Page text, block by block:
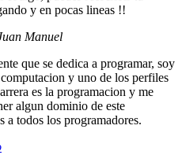
y en pocas lineas !!
Manuel
que se dedica a programar, soy
y uno de los perfiles
es la programacion y me
algun dominio de este
a todos los programadores.